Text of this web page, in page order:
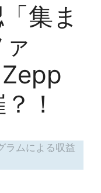
集ま
！
ラムによる収益